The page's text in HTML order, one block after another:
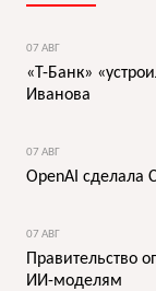
07 АВГ
«Т-Банк»
Иванова
07 АВГ
OpenAI сделала
07 АВГ
Правительство
ИИ-моделям